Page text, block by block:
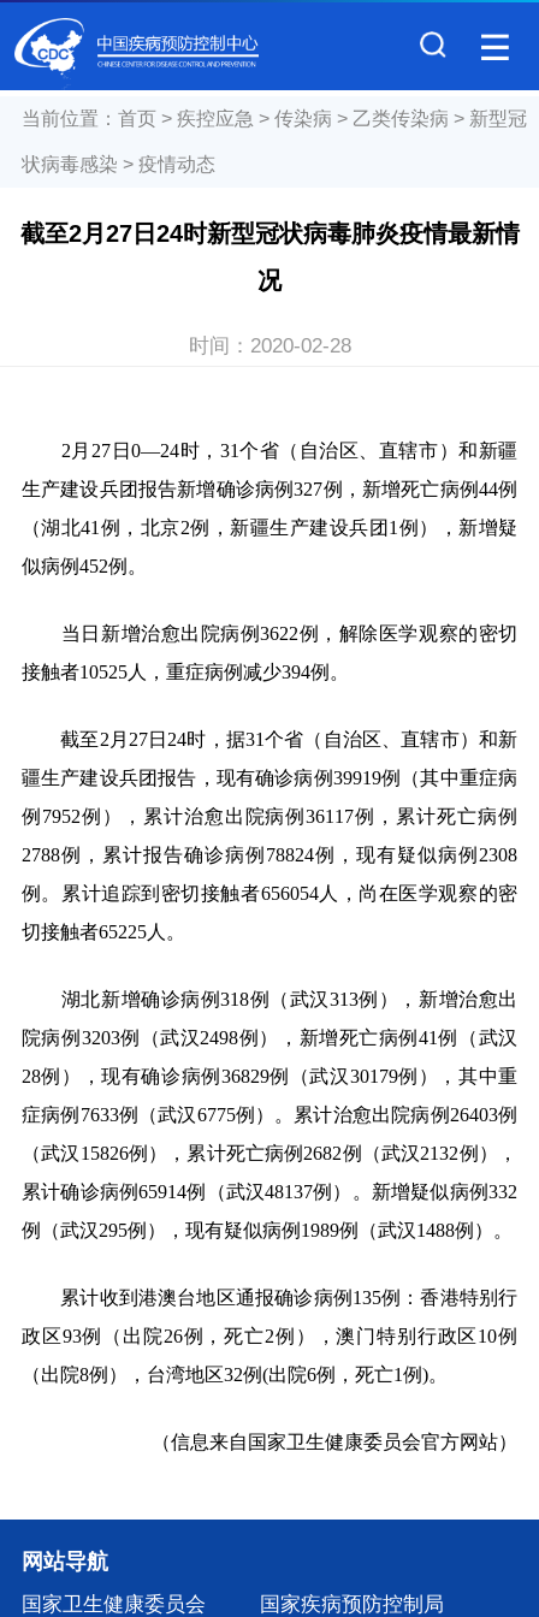
当前位置： 首页> 疾控应急 > 传染病 > 乙类传染病 > 新型冠
状病毒感染 > 疫情动态
截至2月27日24时新型冠状病毒肺炎疫情最新情
况
时间： 2020-02-28
2月27日0—24时，31个省（自治区、直辖市）和新疆
生产建设兵团报告新增确诊病例327例，新增死亡病例44例
（湖北41例，北京2例，新疆生产建设兵团1例），新增疑
似病例452例。
当日新增治愈出院病例3622例，解除医学观察的密切
接触者10525人，重症病例减少394例。
截至2月27日24时，据31个省（自治区、直辖市）和新
疆生产建设兵团报告，现有确诊病例39919例（其中重症病
例7952例），累计治愈出院病例36117例，累计死亡病例
2788例，累计报告确诊病例78824例，现有疑似病例2308
例。累计追踪到密切接触者656054人，尚在医学观察的密
切接触者65225人。
湖北新增确诊病例318例（武汉313例），新增治愈出
院病例3203例（武汉2498例），新增死亡病例41例（武汉
28例），现有确诊病例36829例（武汉30179例），其中重
症病例7633例（武汉6775例）。累计治愈出院病例26403例
（武汉15826例），累计死亡病例2682例（武汉2132例），
累计确诊病例65914例（武汉48137例）。新增疑似病例332
例（武汉295例），现有疑似病例1989例（武汉1488例）。
累计收到港澳台地区通报确诊病例135例：香港特别行
政区93例（出院26例，死亡2例），澳门特别行政区10例
（出院8例），台湾地区32例(出院6例，死亡1例)。
（信息来自国家卫生健康委员会官方网站）
网站导航
国家卫生健康委员会 国家疾病预防控制局